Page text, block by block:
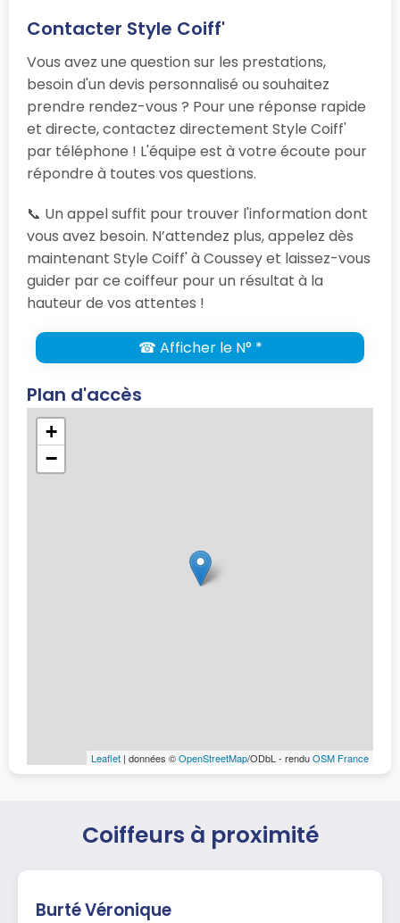
Contacter Style Coiff'
Vous avez une question sur les prestations,
besoin d'un devis personnalisé ou souhaitez
prendre rendez-vous ? Pour une réponse rapide
et directe, contactez directement Style Coiff'
par téléphone ! L'équipe est à votre écoute pour
répondre à toutes vos questions.
📞 Un appel suffit pour trouver l'information dont
vous avez besoin. N’attendez plus, appelez dès
maintenant Style Coiff' à Coussey et laissez-vous
guider par ce coiffeur pour un résultat à la
hauteur de vos attentes !
☎ Afficher le N° *
Plan d'accès
+
−
Leaflet | données ©OpenStreetMap/ODbL - renduOSM France
Coiffeurs à proximité
Burté Véronique